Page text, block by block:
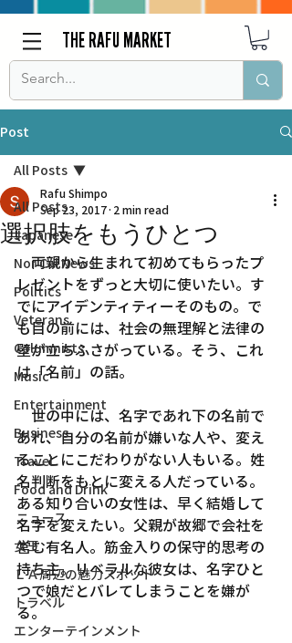
THE RAFU MARKET
Post
All Posts
Japanese
Nor Cal News
Politics
Veterans
Columnists
Music
Entertainment
Business
Travel
Food and Drink
ニュース
女王
ＬＡ周辺の魅力スポット
トラベル
エンターテインメント
All Posts
選択肢をもうひとつ
Rafu Shimpo
Sep 23, 2017 2 min read
両親から生まれて初めてもらったプ
レゼントをずっと大切に使いたい。す
でにアイデンティティーそのもの。で
も目の前には、社会の無理解と法律の
壁が立ちふさがっている。そう、これ
は「名前」の話。
世の中には、名字であれ下の名前で
あれ、自分の名前が嫌いな人や、変え
ることにこだわりがない人もいる。姓
名判断をもとに変える人だっている。
ある知り合いの女性は、早く結婚して
名字を変えたい。父親が故郷で会社を
営む有名人。筋金入りの保守的思考の
持ち主。リベラルな彼女は、名字ひと
つで娘だとバレてしまうことを嫌が
る。